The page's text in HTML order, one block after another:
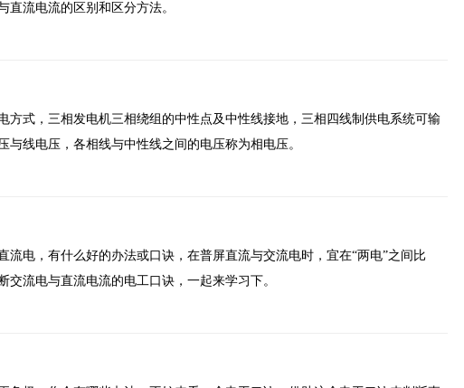
直流电流的区别和区分方法。
方式，三相发电机三相绕组的中性点及中性线接地，三相四线制供电系统可输
与线电压，各相线与中性线之间的电压称为相电压。
流电，有什么好的办法或口诀，在普屏直流与交流电时，宜在“两电”之间比
交流电与直流电流的电工口诀，一起来学习下。